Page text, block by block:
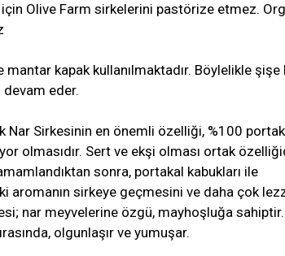
Olive Farm sirkelerini pastörize etmez.
mantar kapak kullanılmaktadır. Böylelikle şişe
devam eder.
Nar Sirkesinin en önemli özelliği, %100
olmasıdır. Sert ve ekşi olması ortak
sonra, portakal kabukları ile
aromanın sirkeye geçmesini ve daha çok
nar meyvelerine özgü, mayhoşluğa sahiptir.
olgunlaşır ve yumuşar.